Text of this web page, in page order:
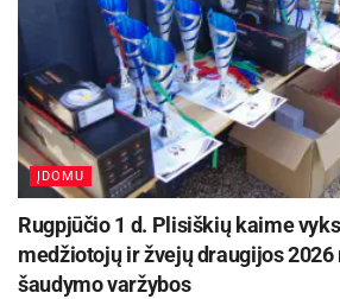
12
Informaciją parengė Tomas
ĮDOMU
Rugpjūčio 1 d. Plisiškių kaime
medžiotojų ir žvejų draugijos
šaudymo varžybos